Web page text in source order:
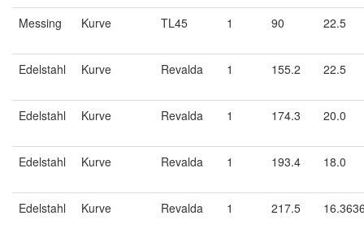
Messing Kurve TL45 1 90 22.5
Edelstahl Kurve Revalda 1 155.2 22.5
Edelstahl Kurve Revalda 1 174.3 20.0
Edelstahl Kurve Revalda 1 193.4 18.0
Edelstahl Kurve Revalda 1 217.5